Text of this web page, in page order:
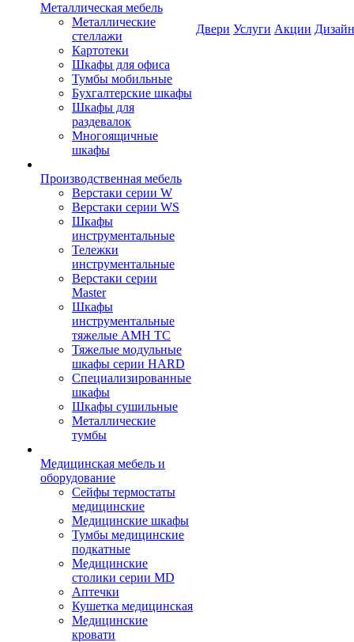
Металлическая мебель
Металлические
стеллажи
Картотеки
Шкафы для офиса
Тумбы мобильные
Бухгалтерские шкафы
Шкафы для
раздевалок
Многоящичные
шкафы
Производственная мебель
Верстаки серии W
Верстаки серии WS
Шкафы
инструментальные
Тележки
инструментальные
Верстаки серии
Master
Шкафы
инструментальные
тяжелые AMH TC
Тяжелые модульные
шкафы серии HARD
Cпециализированные
шкафы
Шкафы сушильные
Металлические
тумбы
Медицинская мебель и
оборудование
Сейфы термостаты
медицинские
Медицинские шкафы
Тумбы медицинские
подкатные
Медицинские
столики серии MD
Аптечки
Кушетка медицинская
Медицинские
кровати
Двери Услуги Акции